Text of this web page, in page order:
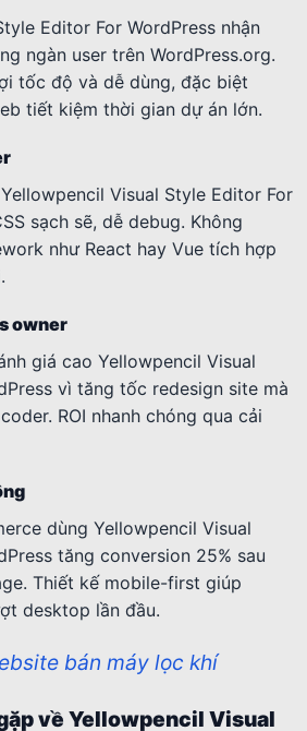
Editor For WordPress nhận
ngàn user trên WordPress.org.
tốc độ và dễ dùng, đặc biệt
tiết kiệm thời gian dự án lớn.
Visual Style Editor For
sạch sẽ, dễ debug. Không
như React hay Vue tích hợp
owner
giá cao Yellowpencil Visual
vì tăng tốc redesign site mà
ROI nhanh chóng qua cải
dùng Yellowpencil Visual
tăng conversion 25% sau
Thiết kế mobile-first giúp
desktop lần đầu.
bán máy lọc khí
về Yellowpencil Visual